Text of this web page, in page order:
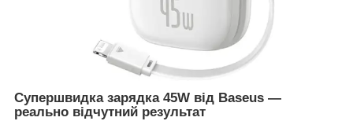
Супершвидка зарядка 45W від Baseus —
реально відчутний результат